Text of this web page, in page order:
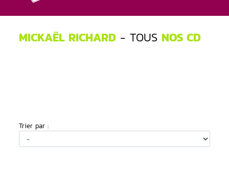
MICKAËL RICHARD - TOUS NOS CD
Trier par :